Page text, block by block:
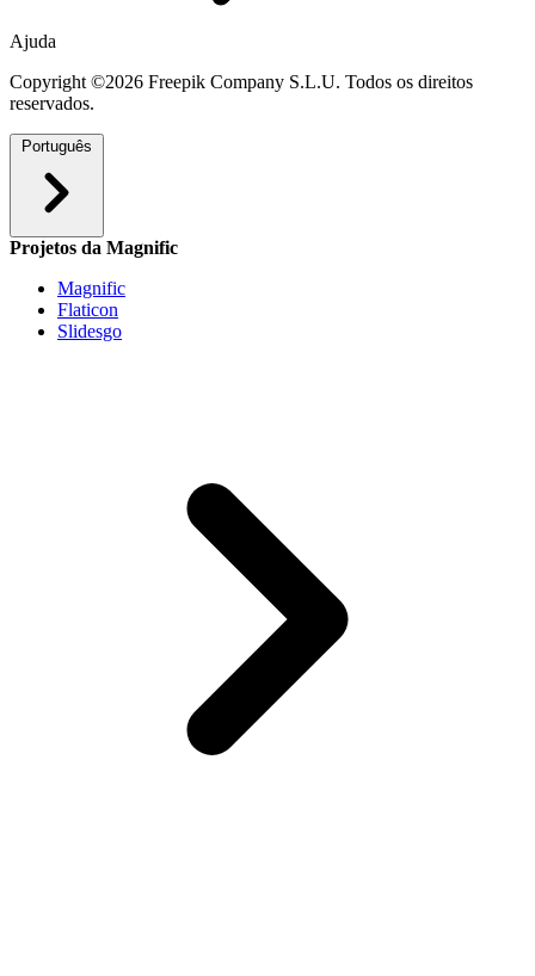
Ajuda
Copyright ©2026 Freepik Company S.L.U. Todos os direitos
reservados.
Português
Projetos da Magnific
Magnific
Flaticon
Slidesgo